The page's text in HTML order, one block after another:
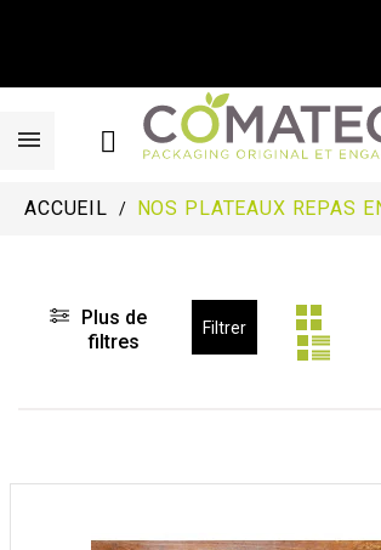
ACCUEIL NOS PLATEAUX REPAS
Plus de
filtres
Filtrer